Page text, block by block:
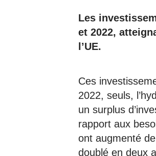
Les
et 2022,
l’UE.
Ces
2022, seuls,
un surplus
rapport aux
ont augmenté
doublé en deux